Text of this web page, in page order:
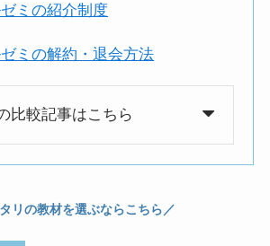
ミの紹介制度
ミの解約・退会方法
比較記事はこちら
リの教材を選ぶならこちら／